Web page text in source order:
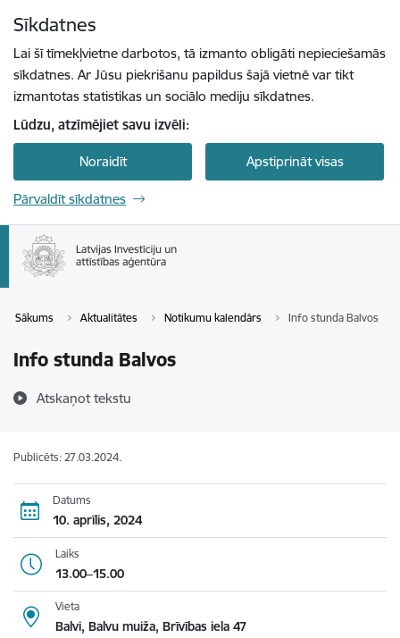
Sīkdatnes
Lai šī tīmekļvietne darbotos, tā izmanto obligāti nepieciešamās
sīkdatnes. Ar Jūsu piekrišanu papildus šajā vietnē var tikt
izmantotas statistikas un sociālo mediju sīkdatnes.
Lūdzu, atzīmējiet savu izvēli:
Noraidīt Apstiprināt visas
Pārvaldīt sīkdatnes
Sākums Aktualitātes Notikumu kalendārs Info stunda Balvos
Info stunda Balvos
Atskaņot tekstu
Publicēts: 27.03.2024.
Datums
10. aprīlis, 2024
Laiks
13.00–15.00
Vieta
Balvi, Balvu muiža, Brīvības iela 47